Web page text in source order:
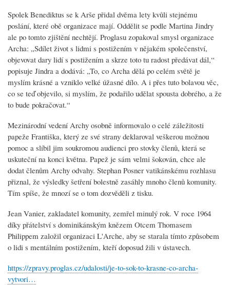
Spolek Benediktus se k Arše přidal dvěma lety kvůli stejnému
poslání, které obě organizace mají. Oddělit se podle Martina Jindry
ale po tomto zjištění nechtějí. Proglasu zopakoval smysl organizace
Archa: „Sdílet život s lidmi s postižením v nějakém společenství,
objevovat dary lidí s postižením a skrze toto tu radost předávat dál,“
popisuje Jindra a dodává: „To, co Archa dělá po celém světě je
myslím krásné a vzniklo velké úžasné dílo. A i přes tuto bolavou věc,
co se teď objevilo, si myslím, že podařilo udělat spousta dobrého, a že
to bude pokračovat.“
Mezinárodní vedení Archy osobně informovalo o celé záležitosti
papeže Františka, který ze své strany deklaroval veškerou možnou
pomoc a slíbil jim soukromou audienci pro stovky členů, která se
uskuteční na konci května. Papež je sám velmi šokován, chce ale
dodat členům Archy odvahy. Stephan Posner vatikánskému rozhlasu
přiznal, že výsledky šetření bolestně zasáhly mnoho členů komunity.
Tím spíše, že mnozí se o tom dozvěděli z tisku.
Jean Vanier, zakladatel komunity, zemřel minulý rok. V roce 1964
díky přátelství s dominikánským knězem Otcem Thomasem
Philippem založil organizaci L'Arche, aby se starala tímto způsobem
o lidi s mentálním postižením, kteří doposud žili v ústavech.
https://zpravy.proglas.cz/udalosti/je-to-sok-to-krasne-co-archa-
vytvori…